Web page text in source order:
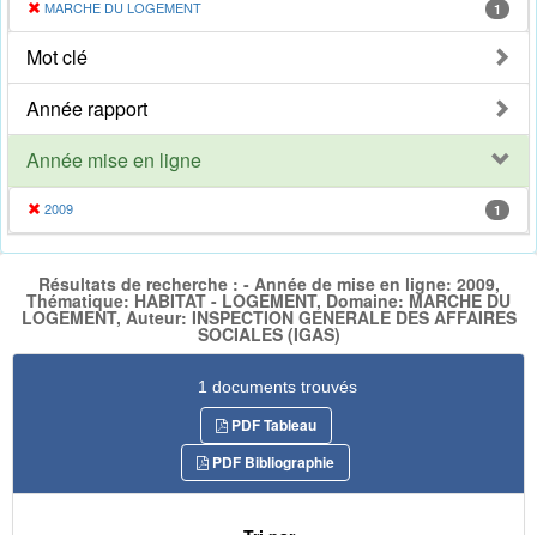
MARCHE DU LOGEMENT 1
Mot clé
Année rapport
Année mise en ligne
2009 1
Résultats de recherche : - Année de mise en ligne: 2009,
Thématique: HABITAT - LOGEMENT, Domaine: MARCHE DU
LOGEMENT, Auteur: INSPECTION GENERALE DES AFFAIRES
SOCIALES (IGAS)
1 documents trouvés
PDF Tableau
PDF Bibliographie